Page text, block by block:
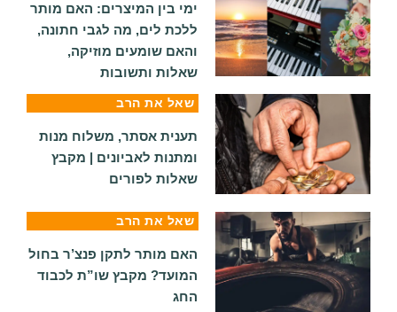
ימי בין המיצרים: האם מותר
ללכת לים, מה לגבי חתונה,
והאם שומעים מוזיקה,
שאלות ותשובות
שאל את הרב
תענית אסתר, משלוח מנות
ומתנות לאביונים | מקבץ
שאלות לפורים
שאל את הרב
האם מותר לתקן פנצ’ר בחול
המועד? מקבץ שו”ת לכבוד
החג